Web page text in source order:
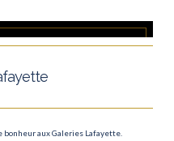
bonheur aux Galeries Lafayette.